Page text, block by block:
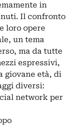
in
Il confronto
loro opere
un tema
ma da tutte
espressivi,
giovane età, di
diversi:
network per